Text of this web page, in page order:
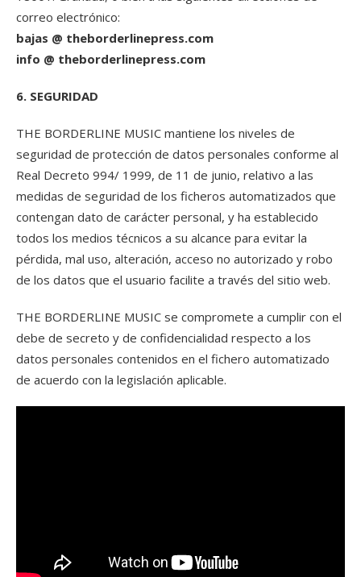
correo electrónico:
bajas @ theborderlinepress.com
info @ theborderlinepress.com
6. SEGURIDAD
THE BORDERLINE MUSIC mantiene los niveles de
seguridad de protección de datos personales conforme al
Real Decreto 994/ 1999, de 11 de junio, relativo a las
medidas de seguridad de los ficheros automatizados que
contengan dato de carácter personal, y ha establecido
todos los medios técnicos a su alcance para evitar la
pérdida, mal uso, alteración, acceso no autorizado y robo
de los datos que el usuario facilite a través del sitio web.
THE BORDERLINE MUSIC se compromete a cumplir con el
debe de secreto y de confidencialidad respecto a los
datos personales contenidos en el fichero automatizado
de acuerdo con la legislación aplicable.